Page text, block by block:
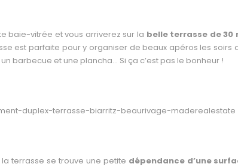
baie-vitrée et vous arriverez sur la belle terrasse de 30
est parfaite pour y organiser de beaux apéros les soirs
un barbecue et une plancha… Si ça c’est pas le bonheur !
terrasse se trouve une petite dépendance d’une